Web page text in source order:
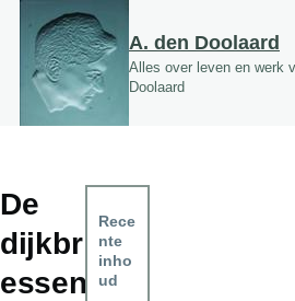
Overslaan en naar de inhoud gaan
A. den Doolaard
Alles over leven en werk
Doolaard
De
dijkbr
essen
Rece
nte
inho
ud